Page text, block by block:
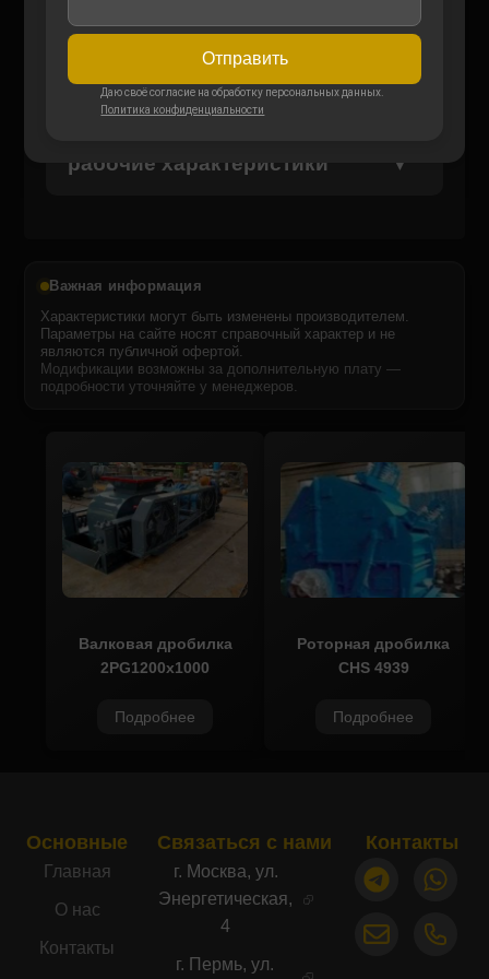
Отправить
Даю своё согласие на обработку персональных данных.
Политика конфиденциальности
Отправить
Даю своё согласие на обработку персональных данных.
Политика конфиденциальности
Вес: 800 кг
рабочие характеристики
Важная информация
Характеристики могут быть изменены производителем.
Параметры на сайте носят справочный характер и не
являются публичной офертой.
Модификации возможны за дополнительную плату —
подробности уточняйте у менеджеров.
Валковая дробилка
2PG1200x1000
Подробнее
Роторная дробилка
CHS 4939
Подробнее
Основные
Главная
О нас
Контакты
Связаться с нами
г. Москва, ул.
Энергетическая,
4
г. Пермь, ул.
Контакты